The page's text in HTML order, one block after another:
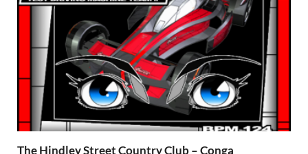
The Hindley Street Country Club – Conga